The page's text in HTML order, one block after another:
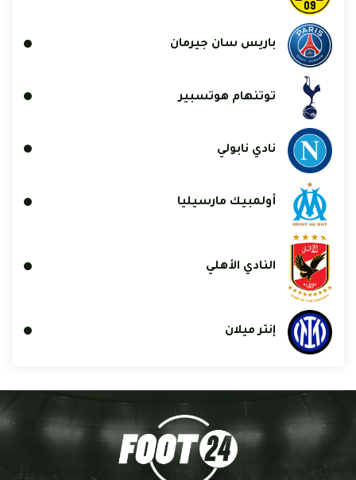
باريس سان جيرمان
توتنهام هوتسبير
نادي نابولي
أولمبيك مارسيليا
النادي الأهلي
إنتر ميلان